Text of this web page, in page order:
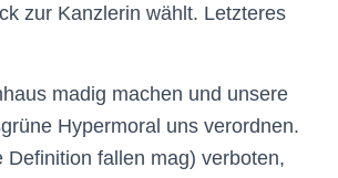
zur Kanz lerin wählt. Letzteres
madig machen und unsere
Hypermoral uns verordnen.
fallen mag) verboten,